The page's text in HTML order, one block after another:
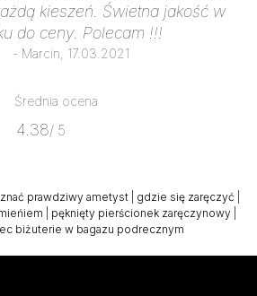
kieszeń. Świetna jakość w
do ceny. Polecam !!!
- Marcin, 17.03.2021
Średnia ocena
4.38/ 5
prawdziwy ametyst gdzie się zaręczyć
pęknięty pierścionek zaręczynowy
biżuterie w bagazu podrecznym